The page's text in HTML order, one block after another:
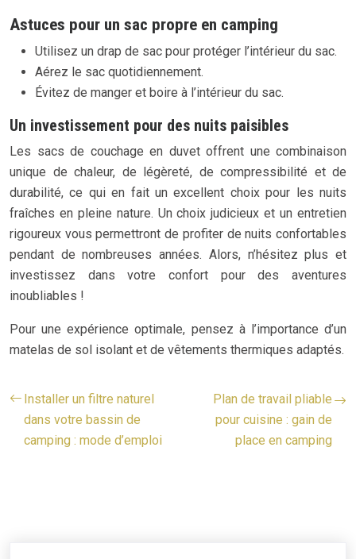
Astuces pour un sac propre en camping
Utilisez un drap de sac pour protéger l’intérieur du sac.
Aérez le sac quotidiennement.
Évitez de manger et boire à l’intérieur du sac.
Un investissement pour des nuits paisibles
Les sacs de couchage en duvet offrent une combinaison
unique de chaleur, de légèreté, de compressibilité et de
durabilité, ce qui en fait un excellent choix pour les nuits
fraîches en pleine nature. Un choix judicieux et un entretien
rigoureux vous permettront de profiter de nuits confortables
pendant de nombreuses années. Alors, n’hésitez plus et
investissez dans votre confort pour des aventures
inoubliables !
Pour une expérience optimale, pensez à l’importance d’un
matelas de sol isolant et de vêtements thermiques adaptés.
Installer un filtre naturel
dans votre bassin de
camping : mode d’emploi
Plan de travail pliable
pour cuisine : gain de
place en camping